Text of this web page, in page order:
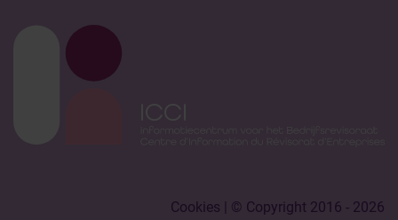
Cookies | © Copyright 2016 - 2026